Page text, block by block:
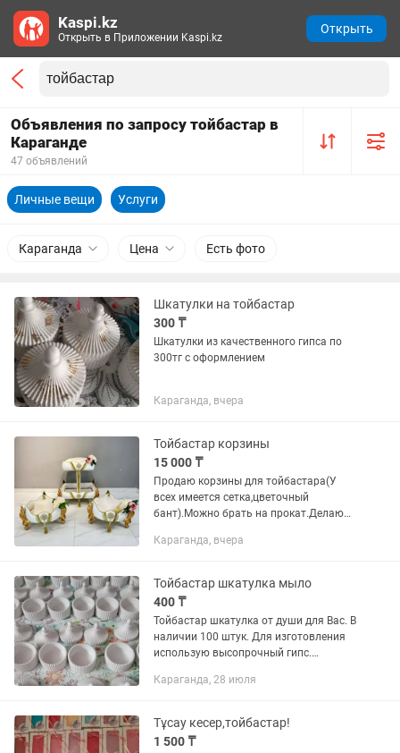
Объявления по запросу тойбастар в
Караганде
47 объявлений
Личные вещи Услуги
Караганда Цена Есть фото
Шкатулки на тойбастар
300 ₸
Шкатулки из качественного гипса по
300тг с оформлением
Караганда, вчера
Тойбастар корзины
15 000 ₸
Продаю корзины для тойбастара(У
всех имеется сетка,цветочный
бант).Можно брать на прокат.Делаю
Майкудуку,Юг,Город бесплатно
Караганда, вчера
Тойбастар шкатулка мыло
400 ₸
Тойбастар шкатулка от души для Вас. В
наличии 100 штук. Для изготовления
использую высопрочный гипс.
впишется в ваш интерьер.Шкатулку
Караганда, 28 июля
Тұсау кесер,тойбастар!
1 500 ₸
Kaspi.kz
Открыть в Приложении Kaspi.kz
Открыть